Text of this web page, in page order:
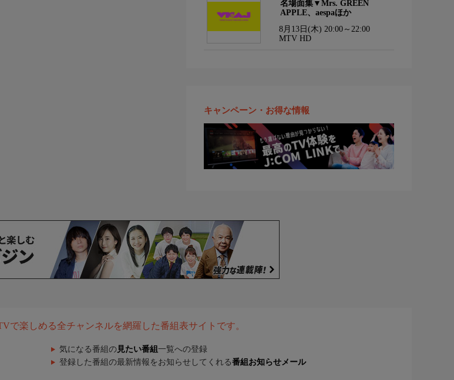
名場面集▼Mrs. GREEN
APPLE、aespaほか
8月13日(木) 20:00～22:00
MTV HD
キャンペーン・お得な情報
で楽しめる全チャンネルを網羅した番組表サイトです。
気になる番組の 見たい番組 一覧への登録
登録した番組の最新情報をお知らせしてくれる番組お知らせメール